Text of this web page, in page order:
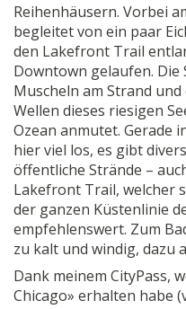
Reihenhäusern. Vorbei
begleitet von ein paar
den Lakefront Trail
Downtown gelaufen. Die
Muscheln am Strand
Wellen dieses riesigen
Ozean anmutet. Gerade
hier viel los, es gibt
öffentliche Strände –
Lakefront Trail, welcher
der ganzen Küstenlinie
empfehlenswert. Zum
zu kalt und windig, dazu
Dank meinem CityPass,
Chicago» erhalten habe